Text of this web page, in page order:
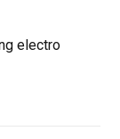
electro